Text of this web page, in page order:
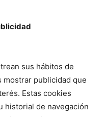
sus hábitos de
mostrar publicidad que
Estas cookies
historial de navegación